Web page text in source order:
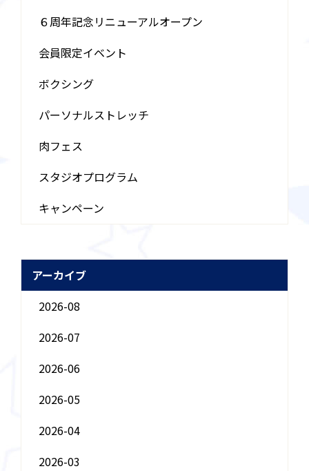
６周年記念リニューアルオープン
会員限定イベント
ボクシング
パーソナルストレッチ
肉フェス
スタジオプログラム
キャンペーン
アーカイブ
2026-08
2026-07
2026-06
2026-05
2026-04
2026-03